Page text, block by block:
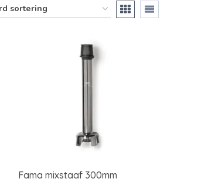
Fama mixstaaf 300mm